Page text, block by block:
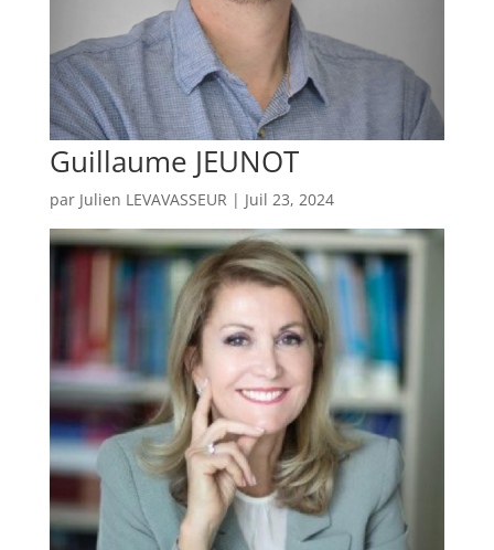
Guillaume JEUNOT
par Julien LEVAVASSEUR | Juil 23, 2024